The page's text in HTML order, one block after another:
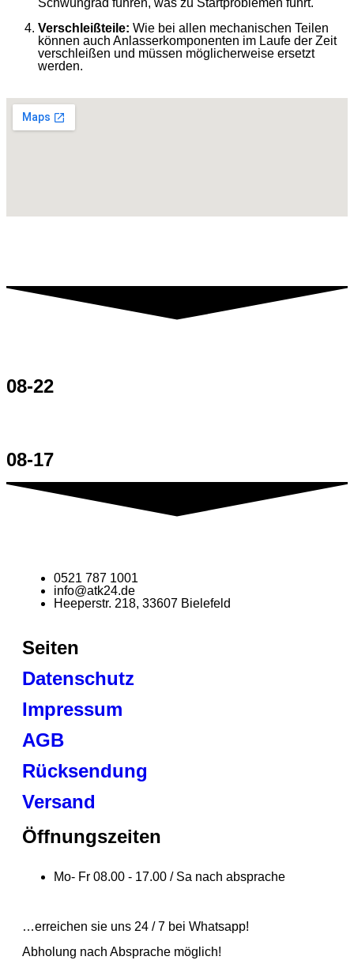
Schwungrad führen, was zu Startproblemen führt.
Verschleißteile: Wie bei allen mechanischen Teilen
können auch Anlasserkomponenten im Laufe der Zeit
verschleißen und müssen möglicherweise ersetzt
werden.
08-22
08-17
0521 787 1001
info@atk24.de
Heeperstr. 218, 33607 Bielefeld
Seiten
Datenschutz
Impressum
AGB
Rücksendung
Versand
Öffnungszeiten
Mo- Fr 08.00 - 17.00 / Sa nach absprache
…erreichen sie uns 24 / 7 bei Whatsapp!
Abholung nach Absprache möglich!